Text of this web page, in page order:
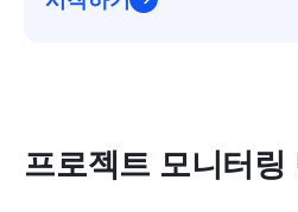
프로젝트 모니터링